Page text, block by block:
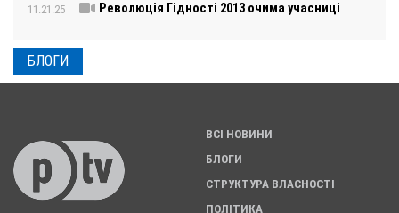
11.21.25 Революція Гідності 2013 очима учасниці
БЛОГИ
ВСІ НОВИНИ
БЛОГИ
СТРУКТУРА ВЛАСНОСТІ
ПОЛІТИКА